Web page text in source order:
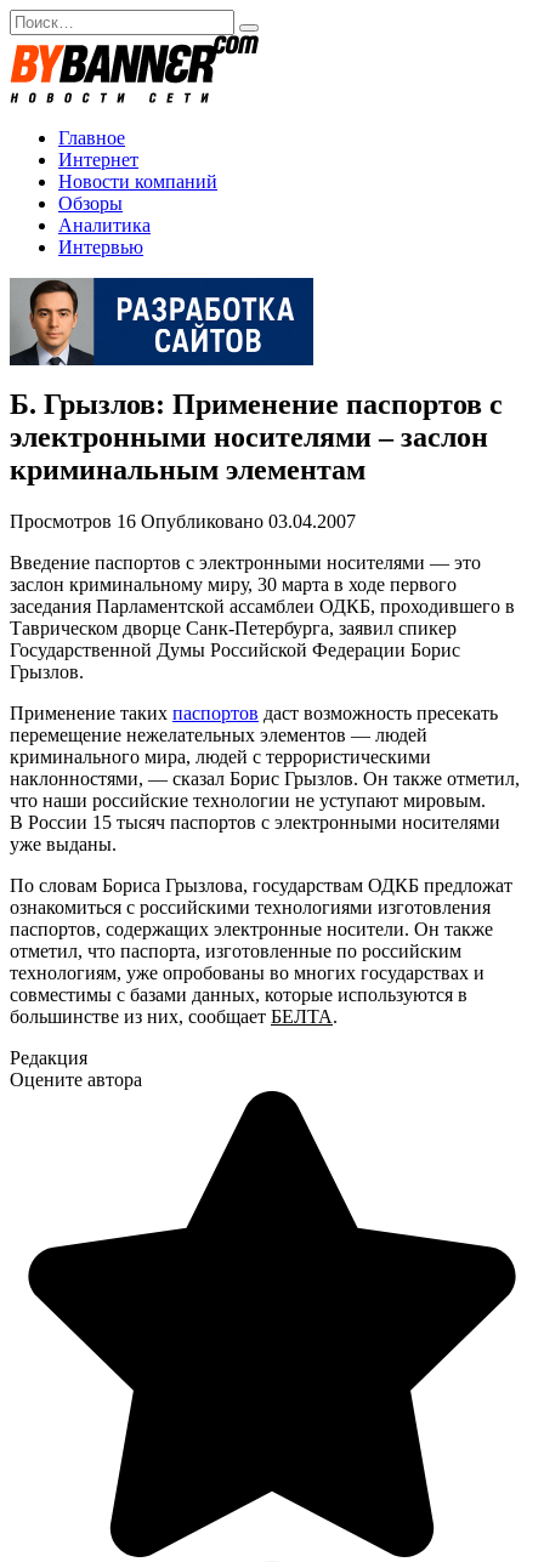
Перейти
к
содержанию
Search
for:
Главное
Интернет
Новости компаний
Обзоры
Аналитика
Интервью
Б. Грызлов: Применение паспортов с
электронными носителями – заслон
криминальным элементам
Просмотров 16 Опубликовано 03.04.2007
Введение паспортов с электронными носителями — это
заслон криминальному миру, 30 марта в ходе первого
заседания Парламентской ассамблеи ОДКБ, проходившего в
Таврическом дворце Санк-Петербурга, заявил спикер
Государственной Думы Российской Федерации Борис
Грызлов.
Применение таких паспортов даст возможность пресекать
перемещение нежелательных элементов — людей
криминального мира, людей с террористическими
наклонностями, — сказал Борис Грызлов. Он также отметил,
что наши российские технологии не уступают мировым.
В России 15 тысяч паспортов с электронными носителями
уже выданы.
По словам Бориса Грызлова, государствам ОДКБ предложат
ознакомиться с российскими технологиями изготовления
паспортов, содержащих электронные носители. Он также
отметил, что паспорта, изготовленные по российским
технологиям, уже опробованы во многих государствах и
совместимы с базами данных, которые используются в
большинстве из них, сообщает БЕЛТА.
Редакция
Оцените автора